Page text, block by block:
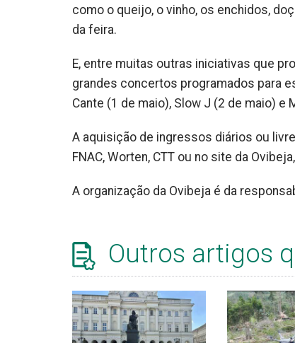
como o queijo, o vinho, os enchidos,
da feira.
E, entre muitas outras iniciativas que
grandes concertos programados para
Cante (1 de maio), Slow J (2 de maio) e
A aquisição de ingressos diários ou
FNAC, Worten, CTT ou no site da
A organização da Ovibeja é da
Outros artigos